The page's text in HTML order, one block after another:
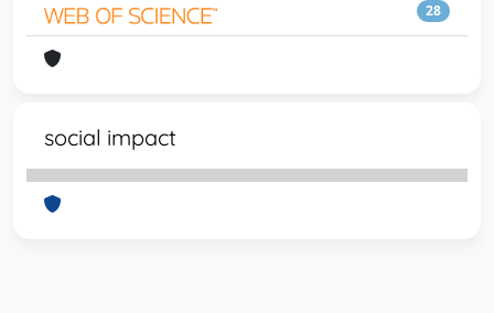
28
social impact